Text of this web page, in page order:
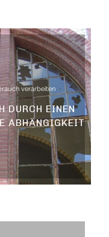
verarbeiten
DURCH EINEN
ABHÄNGIGKEIT